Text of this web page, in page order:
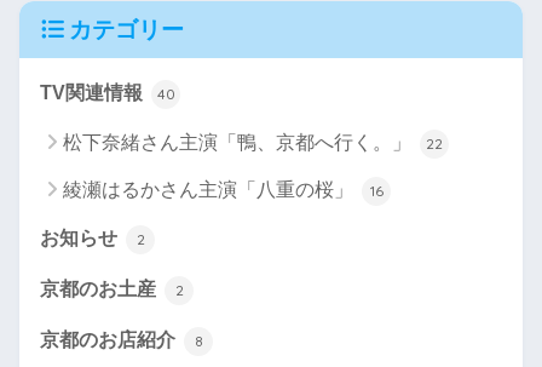
カテゴリー
TV関連情報 40
松下奈緒さん主演「鴨、京都へ行く。」 22
綾瀬はるかさん主演「八重の桜」 16
お知らせ 2
京都のお土産 2
京都のお店紹介 8